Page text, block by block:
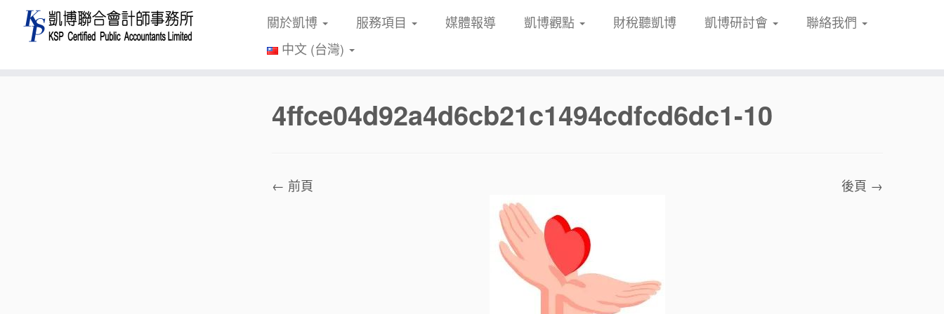
關於凱博 服務項目 媒體報導 凱博觀點 財稅聽凱博 凱博研討會
聯絡我們
中文 (台灣)
4ffce04d92a4d6cb21c1494cdfcd6dc1-10
← 前頁 後頁 →